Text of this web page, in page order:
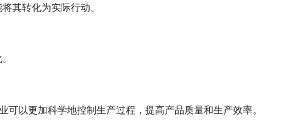
其转化为实际行动。
业可以更加科学地控制生产过程，提高产品质量和生产效率。